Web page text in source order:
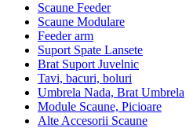
Scaune Feeder
Scaune Modulare
Feeder arm
Suport Spate Lansete
Brat Suport Juvelnic
Tavi, bacuri, boluri
Umbrela Nada, Brat Umbrela
Module Scaune, Picioare
Alte Accesorii Scaune